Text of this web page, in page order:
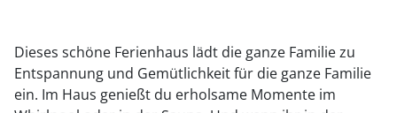
Dieses schöne Ferienhaus lädt die ganze Familie zu
Entspannung und Gemütlichkeit für die ganze Familie
ein. Im Haus genießt du erholsame Momente im